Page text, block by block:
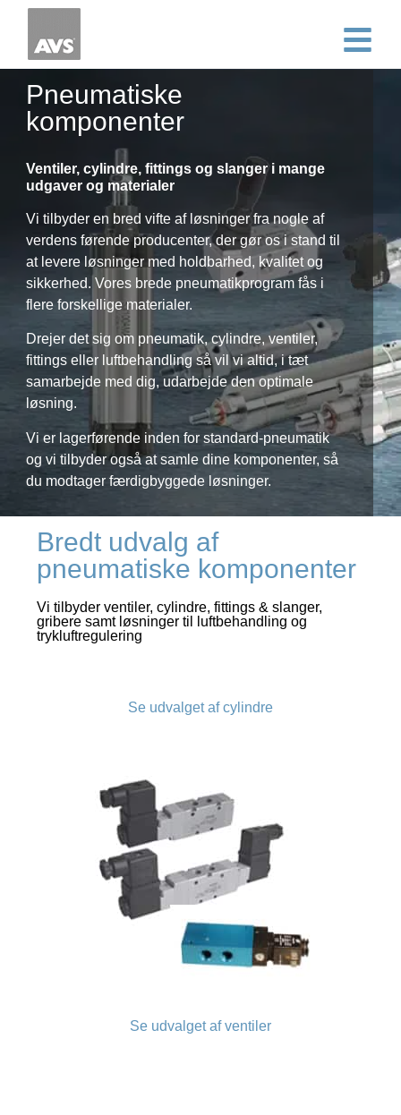
Pneumatiske
komponenter
Ventiler, cylindre, fittings og slanger i mange
udgaver og materialer
Vi tilbyder en bred vifte af løsninger fra nogle af
verdens førende producenter, der gør os i stand til
at levere løsninger med holdbarhed, kvalitet og
sikkerhed. Vores brede pneumatikprogram fås i
flere forskellige materialer.
Drejer det sig om pneumatik, cylindre, ventiler,
fittings eller luftbehandling så vil vi altid, i tæt
samarbejde med dig, udarbejde den optimale
løsning.
Vi er lagerførende inden for standard-pneumatik
og vi tilbyder også at samle dine komponenter, så
du modtager færdigbyggede løsninger.
Bredt udvalg af
pneumatiske komponenter
Vi tilbyder ventiler, cylindre, fittings & slanger,
gribere samt løsninger til luftbehandling og
trykluftregulering
Se udvalget af cylindre
Se udvalget af ventiler